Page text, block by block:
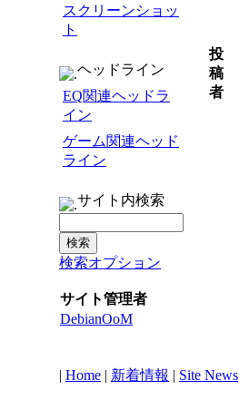
スクリーンショッ
ト
ヘッドライン
EQ関連ヘッドラ
イン
ゲーム関連ヘッド
ライン
サイト内検索
検索オプション
サイト管理者
DebianOoM
投
稿
者
| Home | 新着情報 | Site News